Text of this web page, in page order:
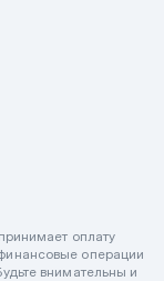
оплату
операции
внимательны и